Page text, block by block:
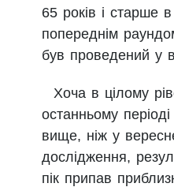
65 років і старше в
попереднім
був проведений у
Хоча в цілому
останньому
вище, ніж у
дослідження,
пік припав